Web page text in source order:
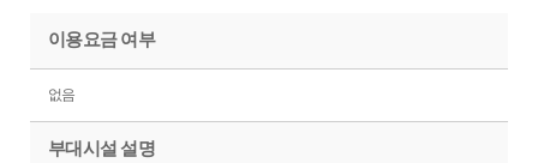
이용요금 여부
없음
부대시설 설명